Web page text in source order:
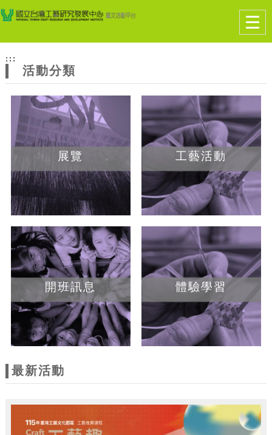
網
站
主
題
跳到主要內容
網站導覽
:::
活動分類
展覽 工藝活動
開班訊息 體驗學習
最新活動